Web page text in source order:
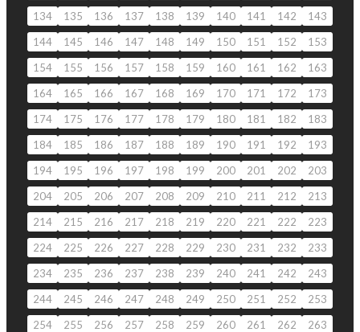
134
135 136 137 138 139 140 141 142
143
144
145 146 147 148 149 150 151 152
153
154
155 156 157 158 159 160 161 162
163
164
165 166 167 168 169 170 171 172
173
174
175 176 177 178 179 180 181 182
183
184
185 186 187 188 189 190 191 192
193
194
195 196 197 198 199 200 201 202
203
204
205 206 207 208 209 210 211 212
213
214
215 216 217 218 219 220 221 222
223
224
225 226 227 228 229 230 231 232
233
234
235 236 237 238 239 240 241 242
243
244
245 246 247 248 249 250 251 252
253
254
255 256 257 258 259 260 261 262 263